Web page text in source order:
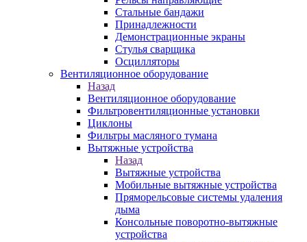
Стальные бандажи
Принадлежности
Демонстрационные экраны
Стулья сварщика
Осцилляторы
Вентиляционное оборудование
Назад
Вентиляционное оборудование
Фильтровентиляционные установки
Циклоны
Фильтры масляного тумана
Вытяжные устройства
Назад
Вытяжные устройства
Мобильные вытяжные устройства
Пряморельсовые системы удаления
дыма
Консольные поворотно-вытяжные
устройства